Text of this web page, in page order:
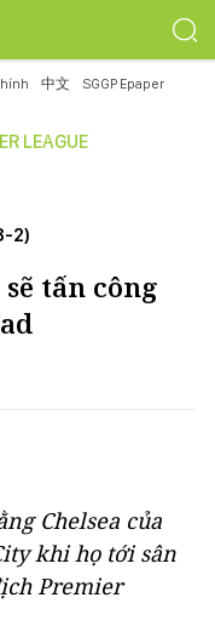
中文 SGGP Epaper
LEAGUE
2)
tấn công
Chelsea của
khi họ tới sân
Premier